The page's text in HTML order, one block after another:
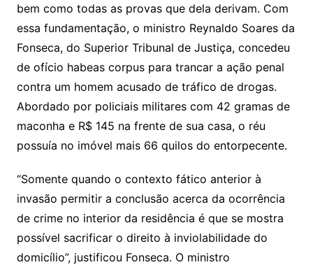
bem como todas as provas que dela derivam. Com
essa fundamentação, o ministro Reynaldo Soares da
Fonseca, do Superior Tribunal de Justiça, concedeu
de ofício habeas corpus para trancar a ação penal
contra um homem acusado de tráfico de drogas.
Abordado por policiais militares com 42 gramas de
maconha e R$ 145 na frente de sua casa, o réu
possuía no imóvel mais 66 quilos do entorpecente.
“Somente quando o contexto fático anterior à
invasão permitir a conclusão acerca da ocorrência
de crime no interior da residência é que se mostra
possível sacrificar o direito à inviolabilidade do
domicílio”, justificou Fonseca. O ministro